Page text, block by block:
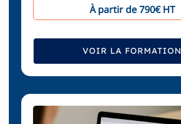
À partir de 790€ HT
VOIR LA FORMATION